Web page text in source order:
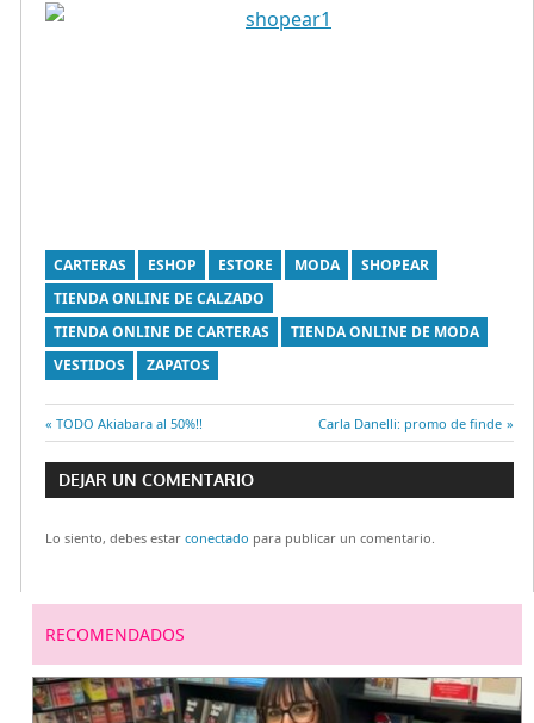
CARTERAS ESHOP ESTORE MODA
SHOPEAR
TIENDA ONLINE DE CALZADO
TIENDA ONLINE DE CARTERAS
TIENDA ONLINE DE MODA
VESTIDOS
ZAPATOS
Navegación
de
entradas
Entrada
anterior:
TODO Akiabara al 50%!!
Entrada
siguiente:
Carla Danelli: promo de finde
DEJAR UN COMENTARIO
Lo siento, debes estar conectado para publicar un comentario.
RECOMENDADOS